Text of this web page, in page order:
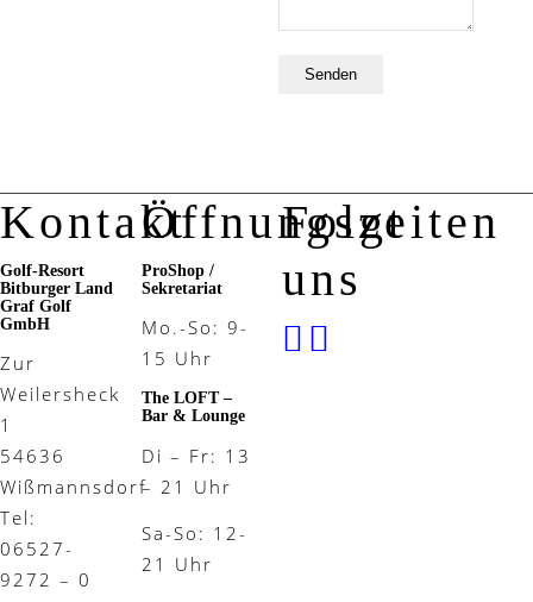
Kontakt
Golf-Resort
Bitburger Land
Graf Golf
GmbH
Zur
Weilersheck
1
54636
Wißmannsdorf
Tel:
06527-
9272 – 0
Öffnungszeiten
ProShop /
Sekretariat
Mo.-So: 9-
15 Uhr
The LOFT –
Bar & Lounge
Di – Fr: 13
– 21 Uhr
Sa-So: 12-
21 Uhr
Folgt
uns